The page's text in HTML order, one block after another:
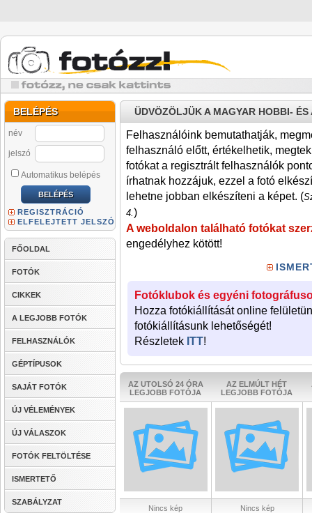
BELÉPÉS
név
jelszó
Automatikus belépés
REGISZTRÁCIÓ
ELFELEJTETT JELSZÓ
FŐOLDAL
FOTÓK
CIKKEK
A LEGJOBB FOTÓK
FELHASZNÁLÓK
GÉPTÍPUSOK
SAJÁT FOTÓK
ÚJ VÉLEMÉNYEK
ÚJ VÁLASZOK
FOTÓK FELTÖLTÉSE
ISMERTETŐ
SZABÁLYZAT
ÜDVÖZÖLJÜK A MAGYAR HOBBI-
Felhasználóink bemutathatják,
felhasználó előtt, értékelhetik,
fotókat a regisztrált felhasználók
írhatnak hozzájuk, ezzel a fotó
lehetne jobban elkészíteni a képet. (
4.)
A weboldalon található fotókat
engedélyhez kötött!
Fotóklubok és egyéni
Hozza fotókiállítását online
fotókiállításunk lehetőségét!
Részletek ITT!
AZ UTOLSÓ 24 ÓRA
LEGJOBB FOTÓJA
AZ ELMÚLT HÉT
LEGJOBB FOTÓJA
Nincs kép Nincs kép